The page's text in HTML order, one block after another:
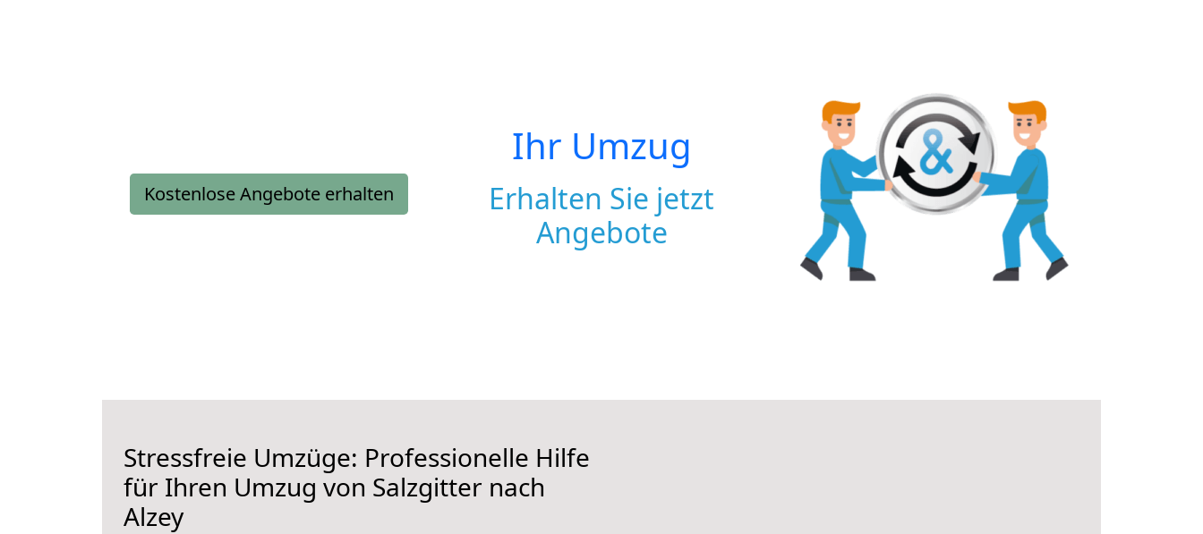
Kostenlose Angebote erhalten
Ihr Umzug
Erhalten Sie jetzt
Angebote
Stressfreie Umzüge: Professionelle Hilfe
für Ihren Umzug von Salzgitter nach
Alzey